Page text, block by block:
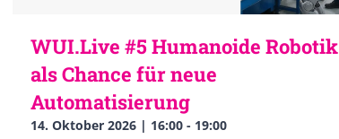
WUI.Live #5 Humanoide Robotik
als Chance für neue
Automatisierung
14. Oktober 2026 | 16:00- 19:00